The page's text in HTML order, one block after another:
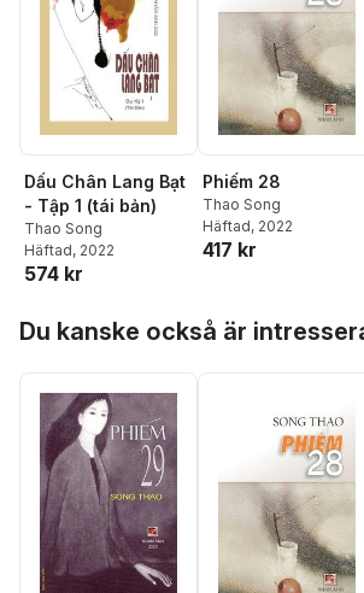
Dấu Chân Lang Bạt
- Tập 1 (tái bản)
Thao Song
Häftad, 2022
574 kr
Phiếm 28
Thao Song
Häftad, 2022
417 kr
Du kanske också är